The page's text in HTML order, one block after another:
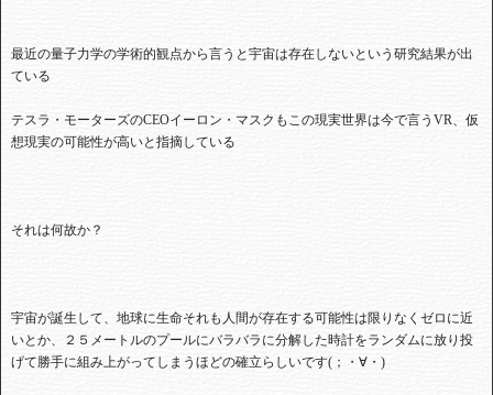
最近の量子力学の学術的観点から言うと宇宙は存在しないという研究結果が出
ている
テスラ・モーターズのCEOイーロン・マスクもこの現実世界は今で言うVR、仮
想現実の可能性が高いと指摘している
それは何故か？
宇宙が誕生して、地球に生命それも人間が存在する可能性は限りなくゼロに近
いとか、２５メートルのプールにバラバラに分解した時計をランダムに放り投
げて勝手に組み上がってしまうほどの確立らしいです(；・∀・)